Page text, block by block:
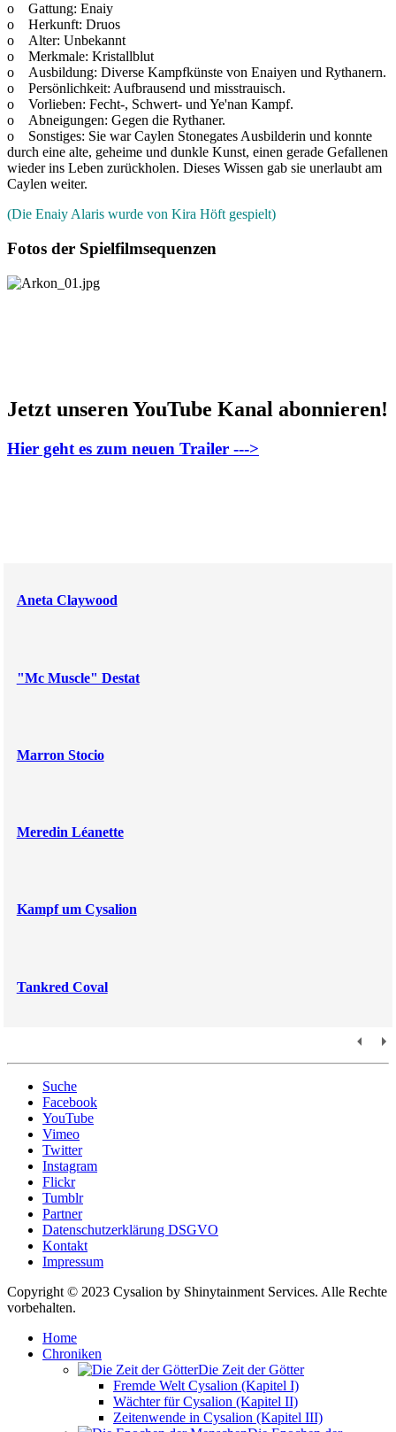
o Gattung: Enaiy
o Herkunft: Druos
o Alter: Unbekannt
o Merkmale: Kristallblut
o Ausbildung: Diverse Kampfkünste von Enaiyen und Rythanern.
o Persönlichkeit: Aufbrausend und misstrauisch.
o Vorlieben: Fecht-, Schwert- und Ye'nan Kampf.
o Abneigungen: Gegen die Rythaner.
o Sonstiges: Sie war Caylen Stonegates Ausbilderin und konnte
durch eine alte, geheime und dunkle Kunst, einen gerade Gefallenen
wieder ins Leben zurückholen. Dieses Wissen gab sie unerlaubt am
Caylen weiter.
(Die Enaiy Alaris wurde von Kira Höft gespielt)
Fotos der Spielfilmsequenzen
Jetzt unseren YouTube Kanal abonnieren!
Hier geht es zum neuen Trailer --->
Aneta Claywood
"Mc Muscle" Destat
Marron Stocio
Meredin Léanette
Kampf um Cysalion
Tankred Coval
Suche
Facebook
YouTube
Vimeo
Twitter
Instagram
Flickr
Tumblr
Partner
Datenschutzerklärung DSGVO
Kontakt
Impressum
Copyright © 2023 Cysalion by Shinytainment Services. Alle Rechte
vorbehalten.
Home
Chroniken
Die Zeit der Götter
Fremde Welt Cysalion (Kapitel I)
Wächter für Cysalion (Kapitel II)
Zeitenwende in Cysalion (Kapitel III)